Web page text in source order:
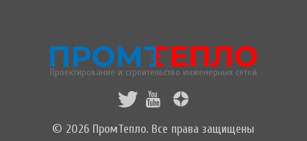
Проектирование и строительство инженерных сетей
© 2026 ПромТепло. Все права защищены